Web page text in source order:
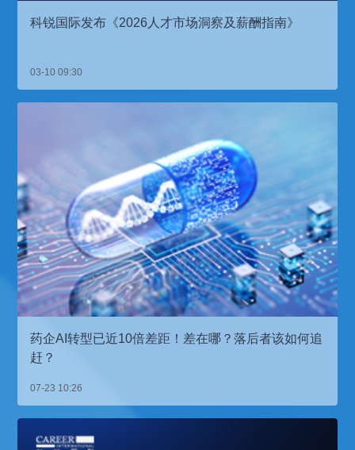
科锐国际发布《2026人才市场洞察及薪酬指南》
03-10 09:30
药企AI转型已近10倍差距！差在哪？落后者该如何追
赶？
07-23 10:26